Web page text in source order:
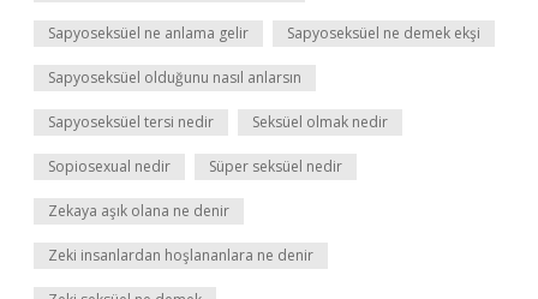
Sapyoseksüel ne anlama gelir Sapyoseksüel ne demek ekşi
Sapyoseksüel olduğunu nasıl anlarsın
Sapyoseksüel tersi nedir Seksüel olmak nedir
Sopiosexual nedir Süper seksüel nedir
Zekaya aşık olana ne denir
Zeki insanlardan hoşlananlara ne denir